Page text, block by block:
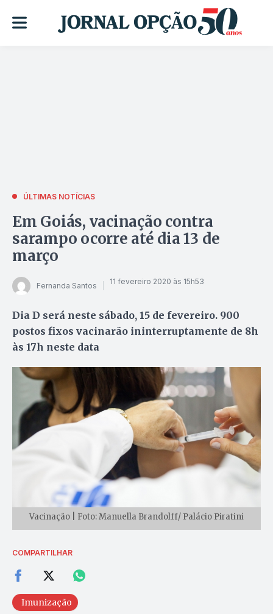
ÚLTIMAS NOTÍCIAS
Em Goiás, vacinação contra
sarampo ocorre até dia 13 de
março
Fernanda Santos 11 fevereiro 2020 às 15h53
Dia D será neste sábado, 15 de fevereiro. 900
postos fixos vacinarão ininterruptamente de 8h
às 17h neste data
Vacinação | Foto: Manuella Brandolff/ Palácio Piratini
COMPARTILHAR
Imunização